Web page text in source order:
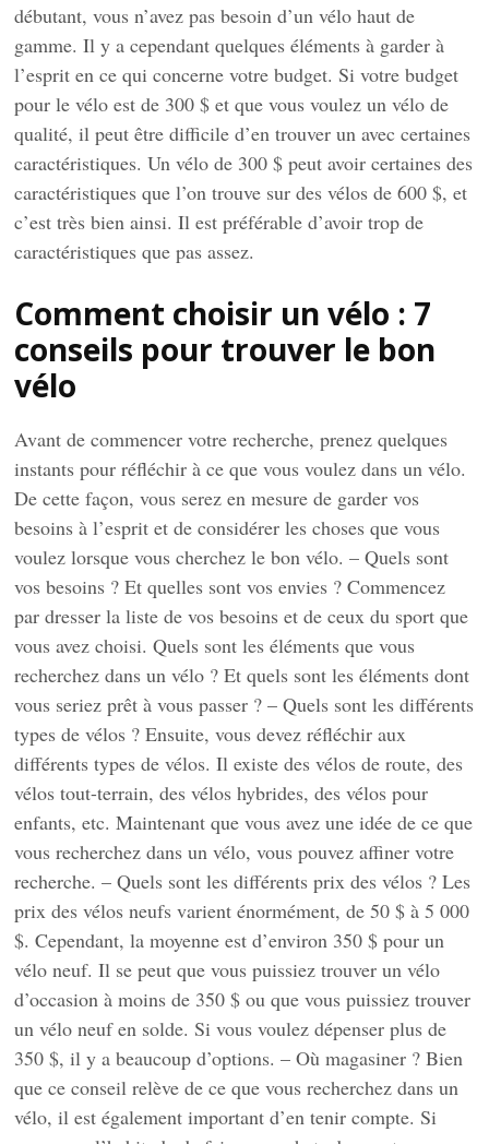
débutant, vous n’avez pas besoin d’un vélo haut de
gamme. Il y a cependant quelques éléments à garder à
l’esprit en ce qui concerne votre budget. Si votre budget
pour le vélo est de 300 $ et que vous voulez un vélo de
qualité, il peut être difficile d’en trouver un avec certaines
caractéristiques. Un vélo de 300 $ peut avoir certaines des
caractéristiques que l’on trouve sur des vélos de 600 $, et
c’est très bien ainsi. Il est préférable d’avoir trop de
caractéristiques que pas assez.
Comment choisir un vélo : 7
conseils pour trouver le bon
vélo
Avant de commencer votre recherche, prenez quelques
instants pour réfléchir à ce que vous voulez dans un vélo.
De cette façon, vous serez en mesure de garder vos
besoins à l’esprit et de considérer les choses que vous
voulez lorsque vous cherchez le bon vélo. – Quels sont
vos besoins ? Et quelles sont vos envies ? Commencez
par dresser la liste de vos besoins et de ceux du sport que
vous avez choisi. Quels sont les éléments que vous
recherchez dans un vélo ? Et quels sont les éléments dont
vous seriez prêt à vous passer ? – Quels sont les différents
types de vélos ? Ensuite, vous devez réfléchir aux
différents types de vélos. Il existe des vélos de route, des
vélos tout-terrain, des vélos hybrides, des vélos pour
enfants, etc. Maintenant que vous avez une idée de ce que
vous recherchez dans un vélo, vous pouvez affiner votre
recherche. – Quels sont les différents prix des vélos ? Les
prix des vélos neufs varient énormément, de 50 $ à 5 000
$. Cependant, la moyenne est d’environ 350 $ pour un
vélo neuf. Il se peut que vous puissiez trouver un vélo
d’occasion à moins de 350 $ ou que vous puissiez trouver
un vélo neuf en solde. Si vous voulez dépenser plus de
350 $, il y a beaucoup d’options. – Où magasiner ? Bien
que ce conseil relève de ce que vous recherchez dans un
vélo, il est également important d’en tenir compte. Si